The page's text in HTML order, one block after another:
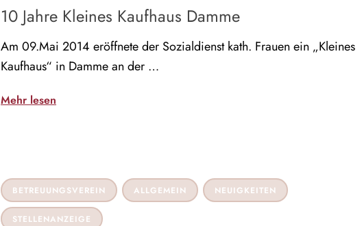
10 Jahre Kleines Kaufhaus Damme
Am 09.Mai 2014 eröffnete der Sozialdienst kath. Frauen ein „Kleines
Kaufhaus“ in Damme an der …
Mehr lesen
BETREUUNGSVEREIN ALLGEMEIN NEUIGKEITEN
STELLENANZEIGE